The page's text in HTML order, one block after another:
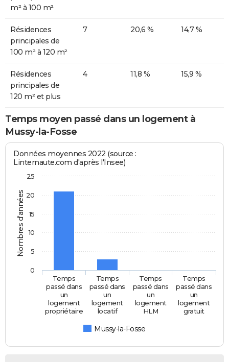
m² à 100 m²
Résidences
principales de
100 m² à 120 m²
7 20,6 % 14,7 %
Résidences
principales de
120 m² et plus
4 11,8 % 15,9 %
Temps moyen passé dans un logement à
Mussy-la-Fosse
Nombres d'années
Données moyennes 2022 (source :
Linternaute.com d'après l'Insee)
Mussy-la-Fosse
Temps
passé dans
un
logement
propriétaire
Temps
passé dans
un
logement
locatif
Temps
passé dans
un
logement
HLM
Temps
passé dans
un
logement
gratuit
0
5
10
15
20
25